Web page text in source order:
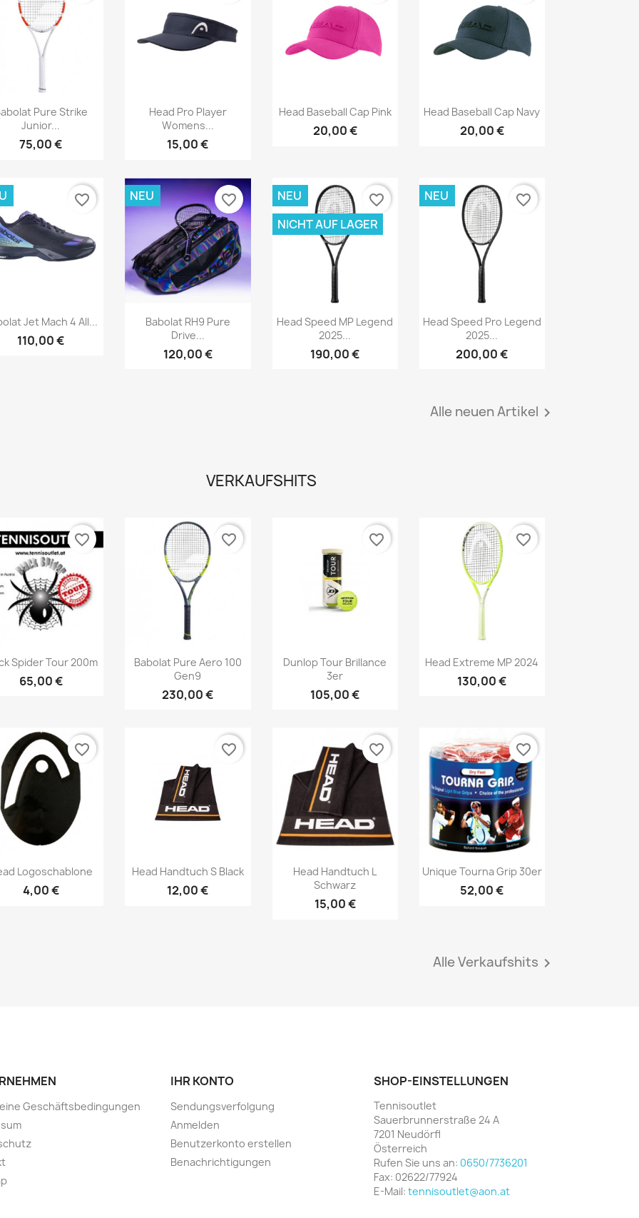
Vorschau
Pure Strike
Junior...
75,00 €
Vorschau
Head Pro Player
Womens...
15,00 €
Vorschau
Head Baseball Cap Pink
20,00 €
Vorschau
Head Baseball Cap Navy
20,00 €
 Vorschau
Jet Mach 4 All...
110,00 €
favorite_border
Vorschau
Babolat RH9 Pure
Drive...
120,00 €
NEU favorite_border
Vorschau
Head Speed MP Legend
2025...
190,00 €
NEU
NICHT AUF LAGER
favorite_border
Vorschau
Head Speed Pro Legend
2025...
200,00 €
NEU favorite_border
Alle neuen Artikel 
VERKAUFSHITS
Vorschau
Spider Tour 200m
65,00 €
favorite_border
Vorschau
Babolat Pure Aero 100
Gen9
230,00 €
favorite_border
Vorschau
Dunlop Tour Brillance
3er
105,00 €
favorite_border
Vorschau
Head Extreme MP 2024
130,00 €
favorite_border
Vorschau
Logoschablone
4,00 €
favorite_border
Vorschau
Head Handtuch S Black
12,00 €
favorite_border
Vorschau
Head Handtuch L
Schwarz
15,00 €
favorite_border
Vorschau
Unique Tourna Grip 30er
52,00 €
favorite_border
Alle Verkaufshits 
Geschäftsbedingungen
IHR KONTO
Sendungsverfolgung
Anmelden
Benutzerkonto erstellen
Benachrichtigungen
SHOP-EINSTELLUNGEN
Tennisoutlet
Sauerbrunnerstraße 24 A
7201 Neudörfl
Österreich
Rufen Sie uns an: 0650/7736201
Fax: 02622/77924
E-Mail: tennisoutlet@aon.at